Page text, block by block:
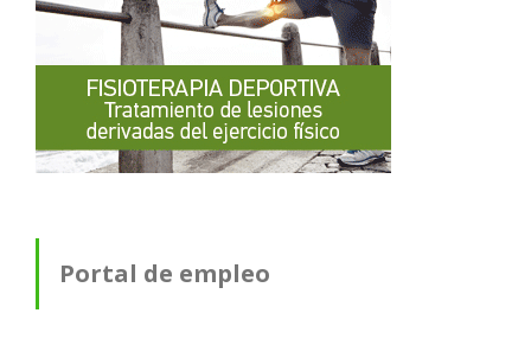
Portal de empleo